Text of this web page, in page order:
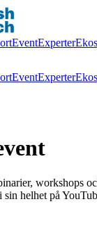
EventExperter
EventExperter
workshops
helhet på